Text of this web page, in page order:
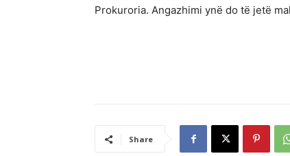
Prokuroria. Angazhimi ynë do të jetë
Share